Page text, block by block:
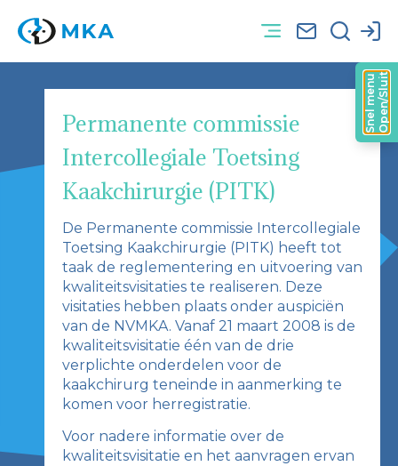
Permanente commissie
Intercollegiale Toetsing
Kaakchirurgie (PITK)
De Permanente commissie Intercollegiale
Toetsing Kaakchirurgie (PITK) heeft tot
taak de reglementering en uitvoering van
kwaliteitsvisitaties te realiseren. Deze
visitaties hebben plaats onder auspiciën
van de NVMKA. Vanaf 21 maart 2008 is de
kwaliteitsvisitatie één van de drie
verplichte onderdelen voor de
kaakchirurg teneinde in aanmerking te
komen voor herregistratie.
Voor nadere informatie over de
kwaliteitsvisitatie en het aanvragen ervan
Open/Sluit
Snel menu